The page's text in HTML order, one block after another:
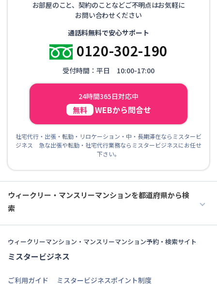
お部屋のこと、契約のことなどご不明点はお気軽に
お問い合わせください
通話料無料で安心サポート
0120-302-190
受付時間：平日 10:00-17:00
24時間365日対応中
無料 WEBから問合せ
社宅代行・出張・転勤・リロケーション・中・長期滞在ならミスタービ
ジネス 急な出張や転勤・社宅代行業務ならミスタービジネスにお任せ
下さい。
ウィークリー・マンスリーマンションを都道府県から検
索
ウィークリーマンション・マンスリーマンション予約・検索サイト
ミスタービジネス
ご利用ガイド ミスタービジネスポイント制度